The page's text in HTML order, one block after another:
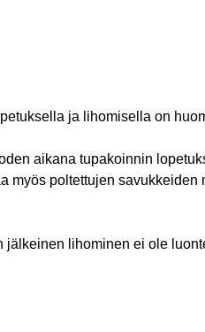
ja lihomisella on
aikana tupakoinnin
myös poltettujen savukkeiden
jälkeinen lihominen ei ole